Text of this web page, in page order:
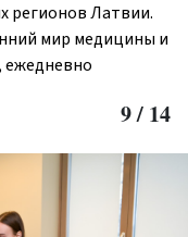
регионов Латвии.
мир медицины и
ежедневно
9 / 14